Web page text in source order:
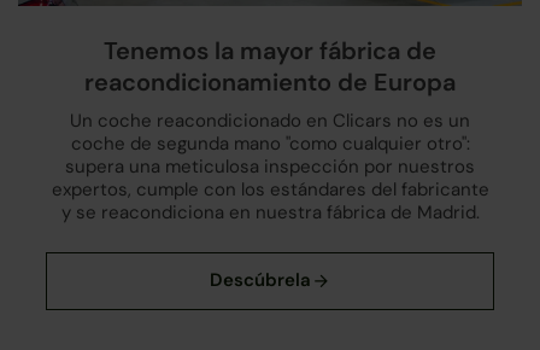
Tenemos la mayor fábrica de
reacondicionamiento de Europa
Un coche reacondicionado en Clicars no es un
coche de segunda mano "como cualquier otro":
supera una meticulosa inspección por nuestros
expertos, cumple con los estándares del fabricante
y se reacondiciona en nuestra fábrica de Madrid.